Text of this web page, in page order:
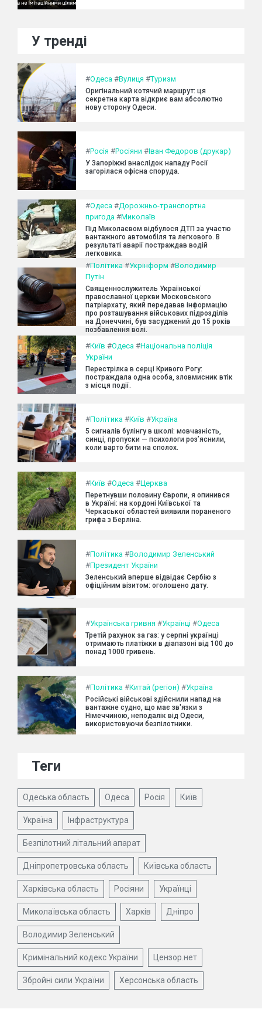
У тренді
#Одеса #Вулиця #Туризм
Оригінальний котячий маршрут: ця
секретна карта відкриє вам абсолютно
нову сторону Одеси.
#Росія #Росіяни #Іван Федоров (друкар)
У Запоріжжі внаслідок нападу Росії
загорілася офісна споруда.
#Одеса #Дорожньо-транспортна
пригода #Миколаїв
Під Миколаєвом відбулося ДТП за участю
вантажного автомобіля та легкового. В
результаті аварії постраждав водій
легковика.
#Політика #Укрінформ #Володимир
Путін
Священнослужитель Української
православної церкви Московського
патріархату, який передавав інформацію
про розташування військових підрозділів
на Донеччині, був засуджений до 15 років
позбавлення волі.
#Київ #Одеса #Національна поліція
України
Перестрілка в серці Кривого Рогу:
постраждала одна особа, зловмисник втік
з місця події.
#Політика #Київ #Україна
5 сигналів булінгу в школі: мовчазність,
синці, пропуски — психологи роз’яснили,
коли варто бити на сполох.
#Київ #Одеса #Церква
Перетнувши половину Європи, я опинився
в Україні: на кордоні Київської та
Черкаської областей виявили пораненого
грифа з Берліна.
#Політика #Володимир Зеленський
#Президент України
Зеленський вперше відвідає Сербію з
офіційним візитом: оголошено дату.
#Українська гривня #Українці #Одеса
Третій рахунок за газ: у серпні українці
отримають платіжки в діапазоні від 100 до
понад 1000 гривень.
#Політика #Китай (регіон) #Україна
Російські військові здійснили напад на
вантажне судно, що має зв'язки з
Німеччиною, неподалік від Одеси,
використовуючи безпілотники.
Теги
Одеська область Одеса Росія Київ
Україна Інфраструктура
Безпілотний літальний апарат
Дніпропетровська область Київська область
Харківська область Росіяни Українці
Миколаївська область Харків Дніпро
Володимир Зеленський
Кримінальний кодекс України Цензор.нет
Збройні сили України Херсонська область